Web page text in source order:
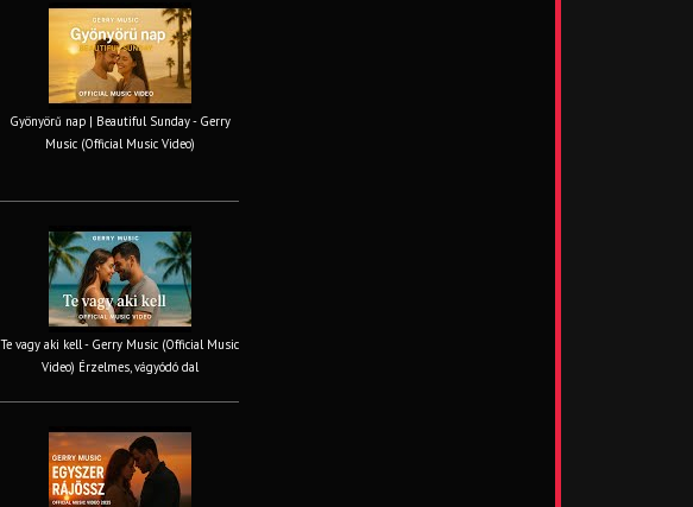
Gyönyörű nap | Beautiful Sunday - Gerry
Music (Official Music Video)
Te vagy aki kell - Gerry Music (Official Music
Video) Érzelmes, vágyódó dal